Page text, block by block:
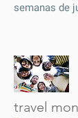
semanas de
travel